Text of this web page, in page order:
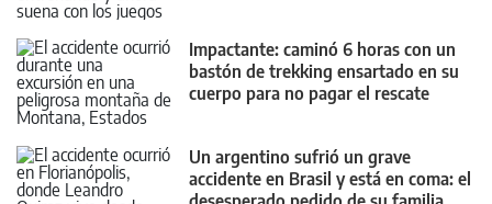
Impactante: caminó 6 horas con un
bastón de trekking ensartado en su
cuerpo para no pagar el rescate
Un argentino sufrió un grave
accidente en Brasil y está en coma: el